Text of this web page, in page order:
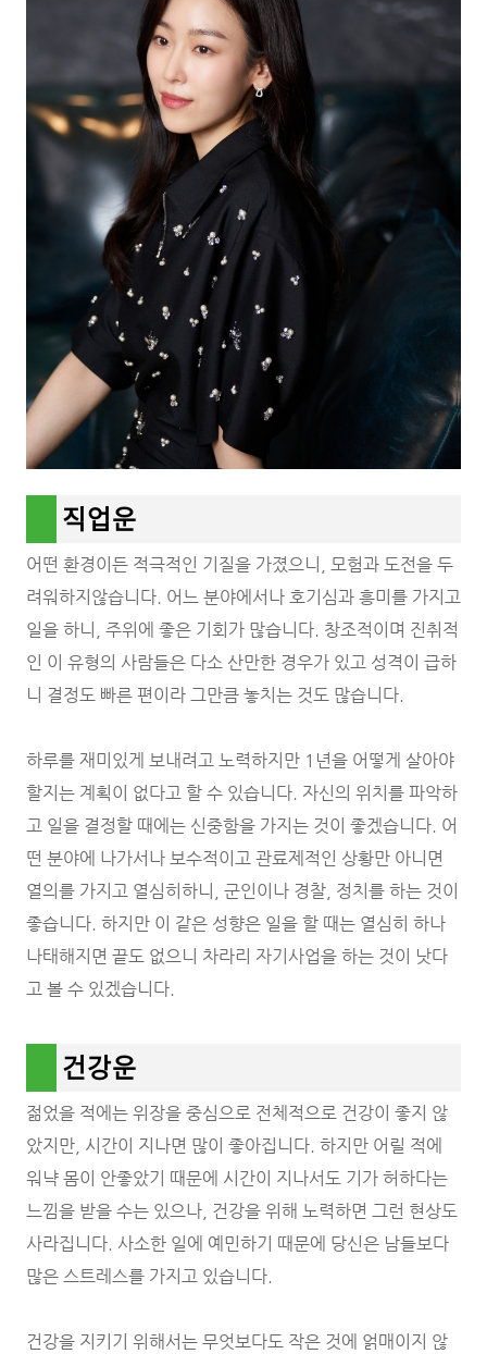
직업운
어떤 환경이든 적극적인 기질을 가졌으니, 모험과 도전을 두
려워하지않습니다. 어느 분야에서나 호기심과 흥미를 가지고
일을 하니, 주위에 좋은 기회가 많습니다. 창조적이며 진취적
인 이 유형의 사람들은 다소 산만한 경우가 있고 성격이 급하
니 결정도 빠른 편이라 그만큼 놓치는 것도 많습니다.
하루를 재미있게 보내려고 노력하지만 1년을 어떻게 살아야
할지는 계획이 없다고 할 수 있습니다. 자신의 위치를 파악하
고 일을 결정할 때에는 신중함을 가지는 것이 좋겠습니다. 어
떤 분야에 나가서나 보수적이고 관료제적인 상황만 아니면
열의를 가지고 열심히하니, 군인이나 경찰, 정치를 하는 것이
좋습니다. 하지만 이 같은 성향은 일을 할 때는 열심히 하나
나태해지면 끝도 없으니 차라리 자기사업을 하는 것이 낫다
고 볼 수 있겠습니다.
건강운
젊었을 적에는 위장을 중심으로 전체적으로 건강이 좋지 않
았지만, 시간이 지나면 많이 좋아집니다. 하지만 어릴 적에
워냑 몸이 안좋았기 때문에 시간이 지나서도 기가 허하다는
느낌을 받을 수는 있으나, 건강을 위해 노력하면 그런 현상도
사라집니다. 사소한 일에 예민하기 때문에 당신은 남들보다
많은 스트레스를 가지고 있습니다.
건강을 지키기 위해서는 무엇보다도 작은 것에 얽매이지 않